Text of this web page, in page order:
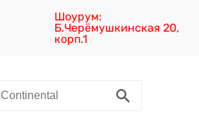
Шоурум:
Б.Черёмушкинская 20,
корп.1